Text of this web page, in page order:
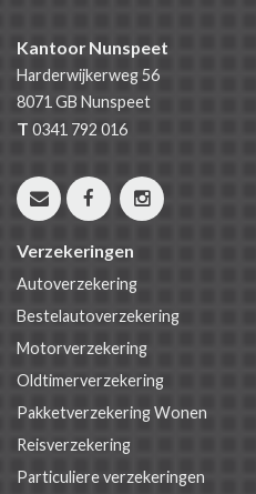
Kantoor Nunspeet
Harderwijkerweg 56
8071 GB Nunspeet
T 0341 792 016
Verzekeringen
Autoverzekering
Bestelautoverzekering
Motorverzekering
Oldtimerverzekering
Pakketverzekering Wonen
Reisverzekering
Particuliere verzekeringen